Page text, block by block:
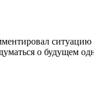
ситуацию
о будущем